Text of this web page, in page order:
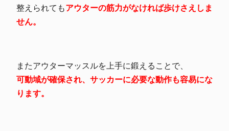
整えられてもアウターの筋力がなければ歩けさえしま
せん。
またアウターマッスルを上手に鍛えることで、
可動域が確保され、サッカーに必要な動作も容易にな
ります。